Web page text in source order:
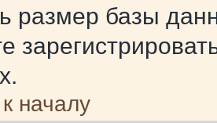
размер базы
началу